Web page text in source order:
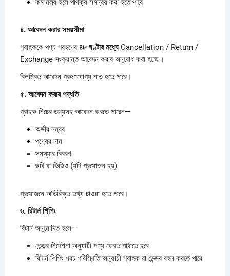
কম মূল্য হলে পার্থক্য সমন্বয় করা হতে পারে
৪. আবেদনকরারসময়সীমা
গ্রাহককে পণ্য গ্রহণের ৪৮ঘণ্টারমধ্যেCancellation / Return /
Exchange সংক্রান্ত আবেদন করার অনুরোধ করা হচ্ছে।
বিলম্বিত আবেদন গ্রহণযোগ্য নাও হতে পারে।
৫. আবেদনকরারপদ্ধতি
গ্রাহক নিচের তথ্যসহ আবেদন করতে পারেন—
অর্ডার নম্বর
পণ্যের নাম
সমস্যার বিবরণ
ছবি বা ভিডিও (যদি প্রয়োজন হয়)
প্রয়োজনে অতিরিক্ত তথ্য চাওয়া হতে পারে।
৬. রিটার্নশিপিং
রিটার্ন অনুমোদিত হলে—
ভেন্ডর নির্দেশনা অনুযায়ী পণ্য ফেরত পাঠাতে হবে
রিটার্ন শিপিং খরচ পরিস্থিতি অনুযায়ী গ্রাহক বা ভেন্ডর বহন করতে পারে